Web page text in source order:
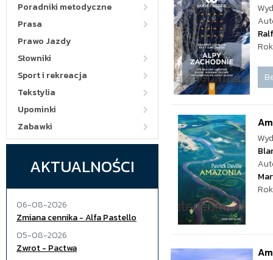
Poradniki metodyczne
Prasa
Prawo Jazdy
Słowniki
Sport i rekreacja
Tekstylia
Upominki
Zabawki
AKTUALNOŚCI
06-08-2026
Zmiana cennika - Alfa Pastello
05-08-2026
Zwrot - Pactwa